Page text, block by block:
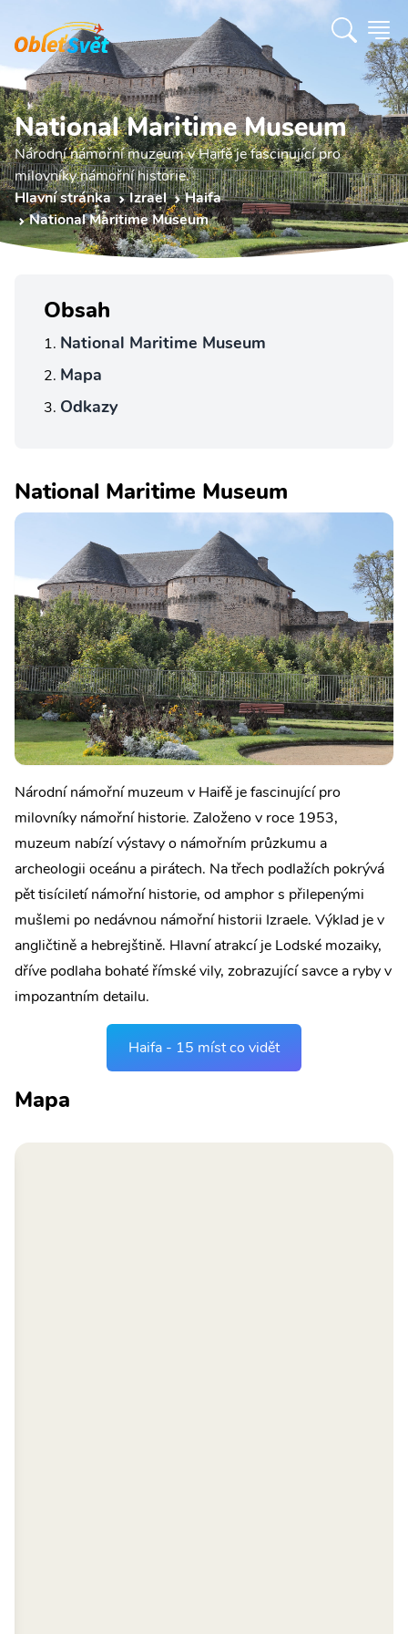
National Maritime Museum
Národní námořní muzeum v Haifě je fascinující pro
milovníky námořní historie.
Hlavní stránka
Izrael
Haifa
National Maritime Museum
Obsah
National Maritime Museum
Mapa
Odkazy
National Maritime Museum
Národní námořní muzeum v Haifě je fascinující pro
milovníky námořní historie. Založeno v roce 1953,
muzeum nabízí výstavy o námořním průzkumu a
archeologii oceánu a pirátech. Na třech podlažích pokrývá
pět tisíciletí námořní historie, od amphor s přilepenými
mušlemi po nedávnou námořní historii Izraele. Výklad je v
angličtině a hebrejštině. Hlavní atrakcí je Lodské mozaiky,
dříve podlaha bohaté římské vily, zobrazující savce a ryby v
impozantním detailu.
Haifa - 15 míst co vidět
Mapa